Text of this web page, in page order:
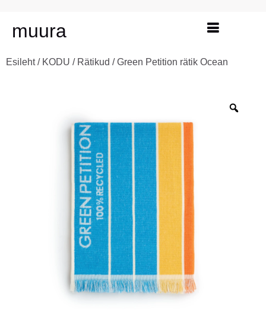
muura
Esileht/ KODU / Rätikud / Green Petition rätik Ocean